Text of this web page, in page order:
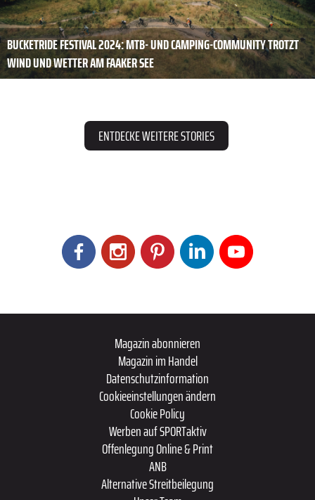
BUCKETRIDE FESTIVAL 2024: MTB- UND CAMPING-COMMUNITY TROTZT
WIND UND WETTER AM FAAKER SEE
ENTDECKE WEITERE STORIES
Magazin abonnieren
Magazin im Handel
Datenschutzinformation
Cookieeinstellungen ändern
Cookie Policy
Werben auf SPORTaktiv
Offenlegung Online & Print
ANB
Alternative Streitbeilegung